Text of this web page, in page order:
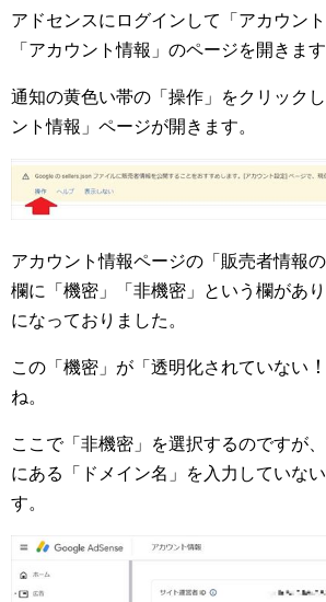
アドセンスにログインして「アカウン
「アカウント情報」のページを開きます
通知の黄色い帯の「操作」をクリック
ント情報」ページが開きます。
アカウント情報ページの「販売者情報
欄に「機密」「非機密」という欄があり
になっておりました。
この「機密」が「透明化されていない ！
ね。
ここで「非機密」を選択するのですが
にある「ドメイン名」を入力していな
す。